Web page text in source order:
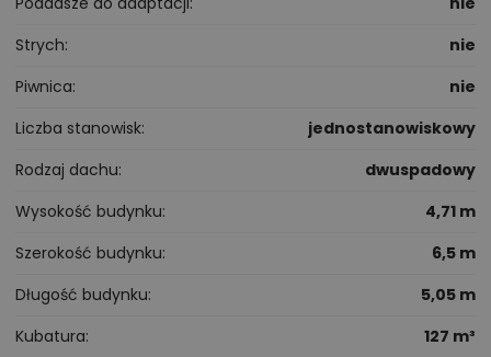
Strych
nie
Piwnica
nie
Liczba stanowisk
jednostanowiskowy
Rodzaj dachu
dwuspadowy
Wysokość budynku
4,71 m
Szerokość budynku
6,5 m
Długość budynku
5,05 m
Kubatura
127 m³